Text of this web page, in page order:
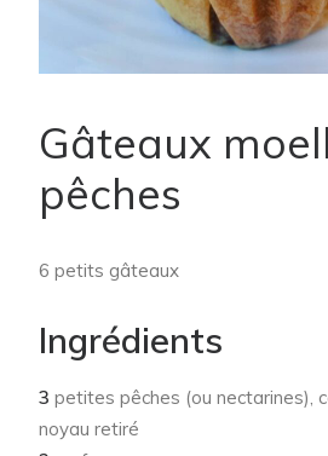
Gâteaux
pêches
6 petits gâteaux
Ingrédients
3 petites pêches (ou nectarines),
noyau retiré